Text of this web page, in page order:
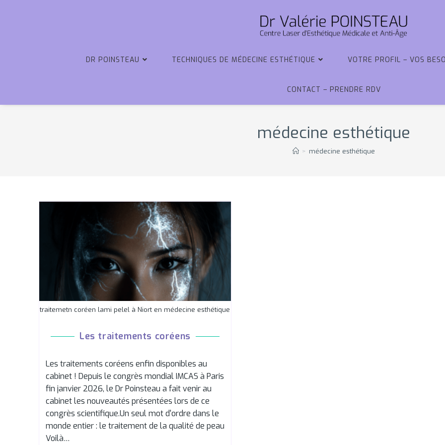
DR POINSTEAU TECHNIQUES DE MÉDECINE ESTHÉTIQUE VOTRE PROFIL – VOS
CONTACT – PRENDRE RDV
médecine esthétique
> médecine esthétique
traitemetn coréen lami pelel à Niort en médecine esthétique
Les traitements coréens
Les traitements coréens enfin disponibles au
cabinet ! Depuis le congrès mondial IMCAS à Paris
fin janvier 2026, le Dr Poinsteau a fait venir au
cabinet les nouveautés présentées lors de ce
congrès scientifique.Un seul mot d'ordre dans le
monde entier : le traitement de la qualité de peau
Voilà…